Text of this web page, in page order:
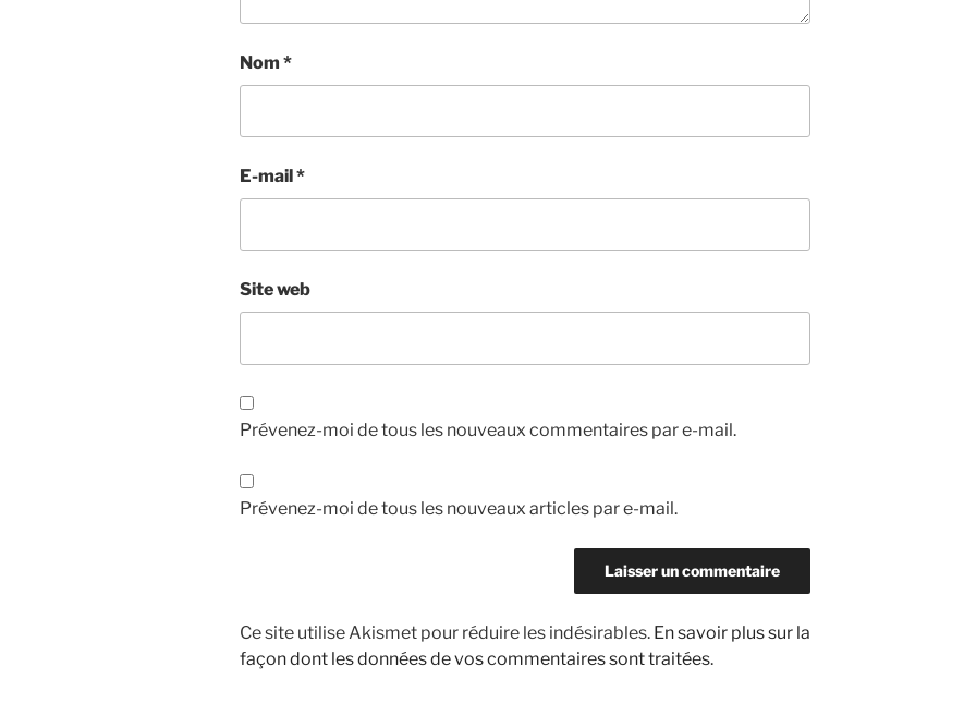
Nom *
E-mail*
Site web
Prévenez-moi de tous les nouveaux commentaires par e-mail.
Prévenez-moi de tous les nouveaux articles par e-mail.
Ce site utilise Akismet pour réduire les indésirables. En savoir plus sur la
façon dont les données de vos commentaires sont traitées.